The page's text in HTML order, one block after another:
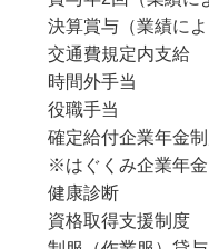
昇給年1回（能力に
賞与年2回（業績に
決算賞与（業績に
交通費規定内支給
時間外手当
役職手当
確定給付企業年金
※はぐくみ企業年